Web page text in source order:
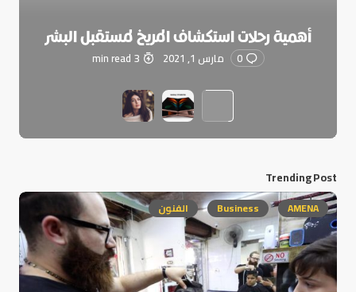
أهمية رحلات استكشاف المريخ لمستقبل البشر
0 مارس 1, 2021 3 min read
Trending Post
AMENA
Business الفنون